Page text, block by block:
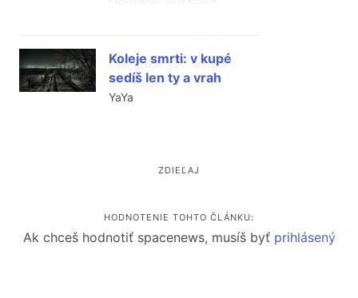
Koleje smrti: v kupé
sedíš len ty a vrah
YaYa
ZDIEĽAJ
HODNOTENIE TOHTO ČLÁNKU:
Ak chceš hodnotiť spacenews, musíš byť prihlásený